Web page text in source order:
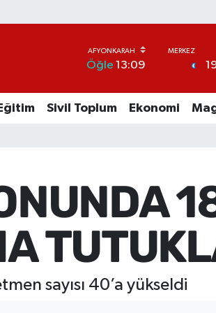
Öğle 13:09
Eğitim Sivil Toplum Ekonomi
sayısı 40’a yükseldi